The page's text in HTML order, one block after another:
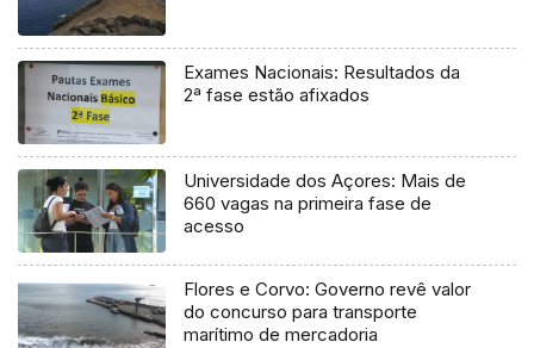
Exames Nacionais: Resultados da
2ª fase estão afixados
Universidade dos Açores: Mais de
660 vagas na primeira fase de
acesso
Flores e Corvo: Governo revê valor
do concurso para transporte
marítimo de mercadoria